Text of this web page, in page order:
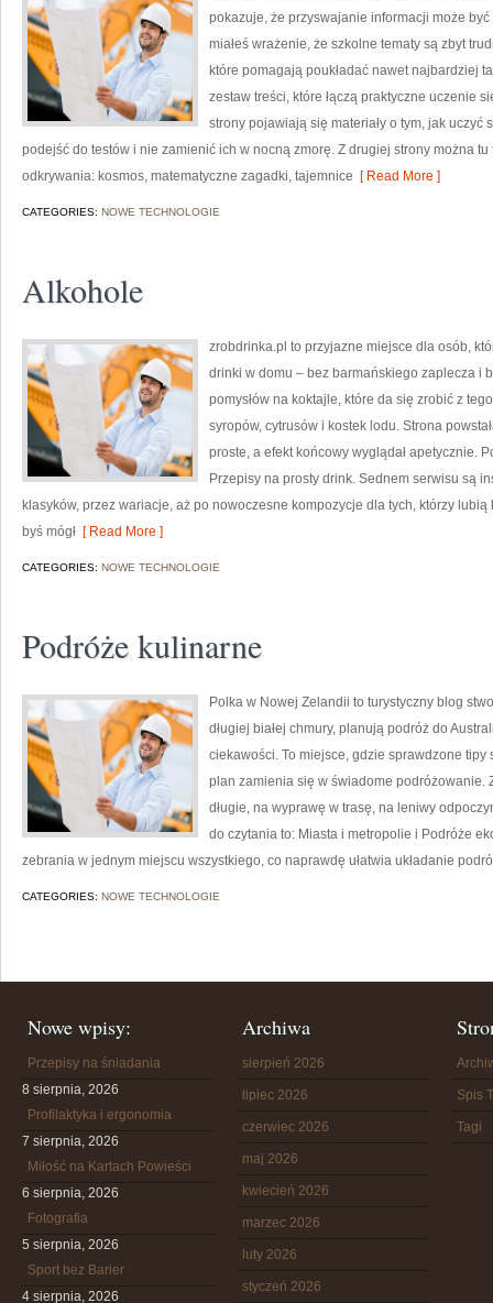
pokazuje, że przyswajanie informacji może
miałeś wrażenie, że szkolne tematy są zbyt
które pomagają poukładać nawet najbardziej
zestaw treści, które łączą praktyczne uczenie
strony pojawiają się materiały o tym, jak
podejść do testów i nie zamienić ich w nocną zmorę. Z drugiej strony można tu
odkrywania: kosmos, matematyczne zagadki, tajemnice [ Read More ]
CATEGORIES: NOWE TECHNOLOGIE
Alkohole
zrobdrinka.pl to przyjazne miejsce dla osób,
drinki w domu – bez barmańskiego zaplecza i
pomysłów na koktajle, które da się zrobić z
syropów, cytrusów i kostek lodu. Strona
proste, a efekt końcowy wyglądał apetycznie.
Przepisy na prosty drink. Sednem serwisu są
klasyków, przez wariacje, aż po nowoczesne kompozycje dla tych, którzy
byś mógł [ Read More ]
CATEGORIES: NOWE TECHNOLOGIE
Podróże kulinarne
Polka w Nowej Zelandii to turystyczny blog
długiej białej chmury, planują podróż do
ciekawości. To miejsce, gdzie sprawdzone
plan zamienia się w świadome podróżowanie.
długie, na wyprawę w trasę, na leniwy
do czytania to: Miasta i metropolie i Podróże
zebrania w jednym miejscu wszystkiego, co naprawdę ułatwia układanie
CATEGORIES: NOWE TECHNOLOGIE
Nowe wpisy:
Przepisy na śniadania
8 sierpnia, 2026
Profilaktyka i ergonomia
7 sierpnia, 2026
Miłość na Kartach Powieści
6 sierpnia, 2026
Fotografia
5 sierpnia, 2026
Sport bez Barier
4 sierpnia, 2026
Archiwa
sierpień 2026
lipiec 2026
czerwiec 2026
maj 2026
kwiecień 2026
marzec 2026
luty 2026
styczeń 2026
Spis
Tagi